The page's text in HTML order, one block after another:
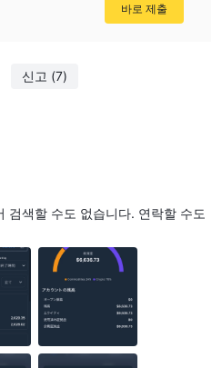
신고 (7)
검색할 수도 없습니다. 연락할 수도
바로 제출